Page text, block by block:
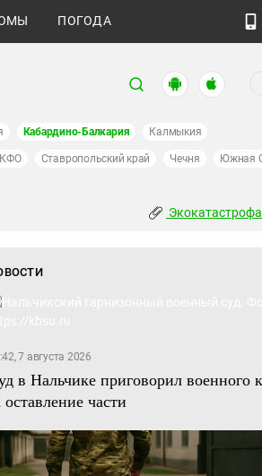
ПОГОДА
Кабардино-Балкария Калмыкия
Ставропольский край Чечня Южная
7 августа 2026
в Нальчике приговорил военного
оставление части